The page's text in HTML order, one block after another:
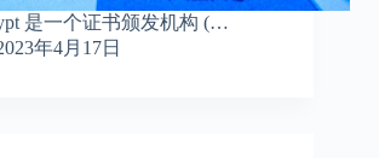
是一个证书颁发机构 (…
年4月17日